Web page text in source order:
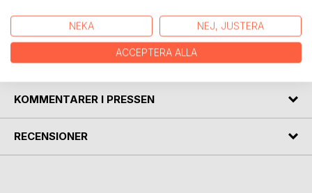
FÖRFATTARE
KOMMENTARER I PRESSEN
RECENSIONER
NEKA NEJ, JUSTERA
ACCEPTERA ALLA